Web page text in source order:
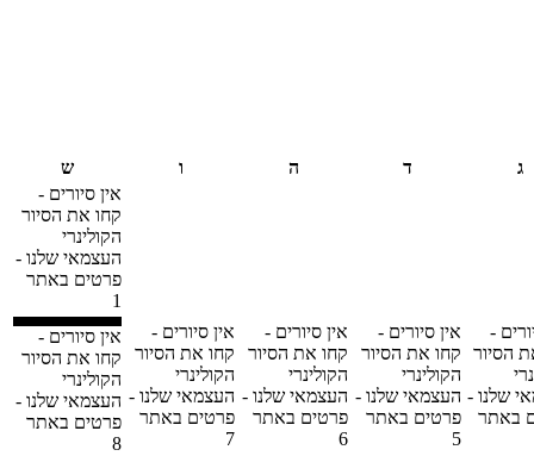
ג ד ה ו
ש
אין סיורים -
קחו את הסיור
הקולינרי
העצמאי שלנו -
פרטים באתר
1
-
הסיור
שלנו -
באתר
אין סיורים -
קחו את הסיור
הקולינרי
העצמאי שלנו -
פרטים באתר
5
אין סיורים -
קחו את הסיור
הקולינרי
העצמאי שלנו -
פרטים באתר
6
אין סיורים -
קחו את הסיור
הקולינרי
העצמאי שלנו -
פרטים באתר
7
אין סיורים -
קחו את הסיור
הקולינרי
העצמאי שלנו -
פרטים באתר
8